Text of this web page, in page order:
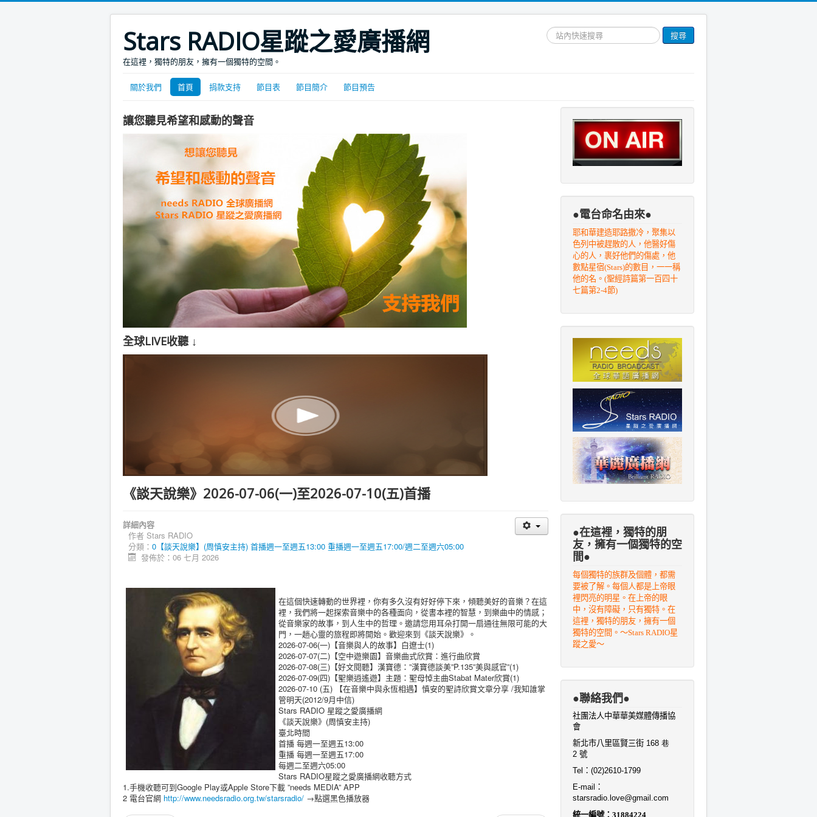
Stars RADIO星蹤之愛廣播網
在這裡，獨特的朋友，擁有一個獨特的空間。
搜
尋
搜尋
關於我們 首頁 捐款支持 節目表 節目簡介 節目預告
讓您聽見希望和感動的聲音
全球LIVE收聽 ↓
《談天說樂》2026-07-06(一)至2026-07-10(五)首播
詳細內容
作者 Stars RADIO
分類： 0【談天說樂】(周慎安主持) 首播週一至週五13:00 重播週一至週五17:00/週二至週六05:00
發佈於：06 七月 2026
在這個快速轉動的世界裡，你有多久沒有好好停下來，傾聽美好的音樂？在這
裡，我們將一起探索音樂中的各種面向，從書本裡的智慧，到樂曲中的情感；
從音樂家的故事，到人生中的哲理。邀請您用耳朵打開一扇通往無限可能的大
門，一趟心靈的旅程即將開始。歡迎來到《談天說樂》。
2026-07-06(一)【音樂與人的故事】白遼士(1)
2026-07-07(二)【空中遊樂園】音樂曲式欣賞：進行曲欣賞
2026-07-08(三)【好文閱聽】漢寶德：”漢寶德談美”P.135”美與感官”(1)
2026-07-09(四)【聖樂逍遙遊】主題：聖母悼主曲Stabat Mater欣賞(1)
2026-07-10 (五) 【在音樂中與永恆相遇】慎安的聖詩欣賞文章分享 /我知誰掌
管明天(2012/9月中信)
Stars RADIO 星蹤之愛廣播網
《談天說樂》(周慎安主持)
臺北時間
首播 每週一至週五13:00
重播 每週一至週五17:00
每週二至週六05:00
Stars RADIO星蹤之愛廣播網收聽方式
1.手機收聽可到Google Play或Apple Store下載 ”needs MEDIA” APP
2 電台官網 http://www.needsradio.org.tw/starsradio/ →點選黑色播放器
●電台命名由來●
耶和華建造耶路撒冷，聚集以
色列中被趕散的人，他醫好傷
心的人，裹好他們的傷處，他
數點星宿(Stars)的數目，一一稱
他的名。(聖經詩篇第一百四十
七篇第2-4節)
●在這裡，獨特的朋
友，擁有一個獨特的空
間●
每個獨特的族群及個體，都需
要被了解。每個人都是上帝眼
裡閃亮的明星。在上帝的眼
中，沒有障礙，只有獨特。在
這裡，獨特的朋友，擁有一個
獨特的空間。～Stars RADIO星
蹤之愛～
●聯絡我們●
社團法人中華華美媒體傳播協
會
新北市八里區賢三街 168 巷
2 號
Tel ： (02)2610-1799
E-mail ：
starsradio.love@gmail.com
統一編號： 31884224